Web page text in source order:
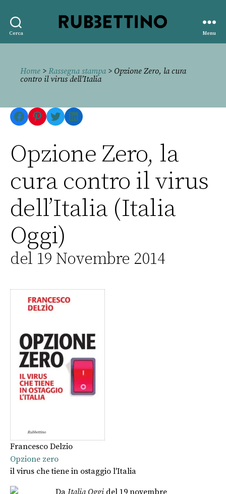
Cerca
editore
Menu
Home > Rassegna stampa> Opzione Zero, la cura
contro il virus dell’Italia
Facebook
Pinterest
TwitterLinkedIn
Opzione Zero, la
cura contro il virus
dell’Italia (Italia
Oggi)
del 19 Novembre 2014
Francesco Delzio
Opzione zero
il virus che tiene in ostaggio l'Italia
Da Italia Oggi del 19 novembre